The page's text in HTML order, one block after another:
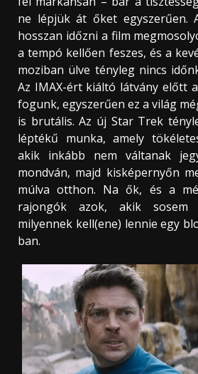
ne lépjük át őket egyszerűen.
hosszan időzni a film
a tempó kellően feszes, és a
moziban ülve tényleg nincs
Az IMAX-ért kiáltó látvány előtt
fogunk, egyszerűen ez a világ
is brutális. Az új Star Trek
léptékű munka, amely
akik inkább nem váltanak
mondván, majd kisképernyőn
múlva otthon. Na ők, és a
rajongók azok, akik sosem
milyennek kell(ene) lennie egy
ban.